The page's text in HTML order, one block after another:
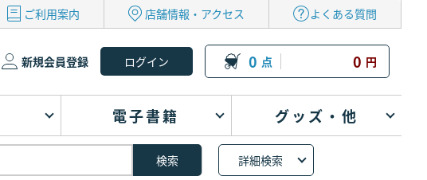
ご利用案内 店舗情報・アクセス よくある質問
新規会員登録 0 点 0 円
電子書籍 グッズ・他
詳細検索